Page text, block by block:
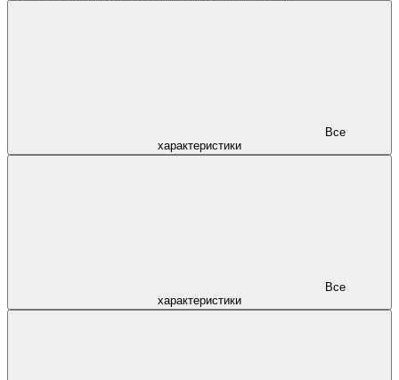
характеристики
характеристики